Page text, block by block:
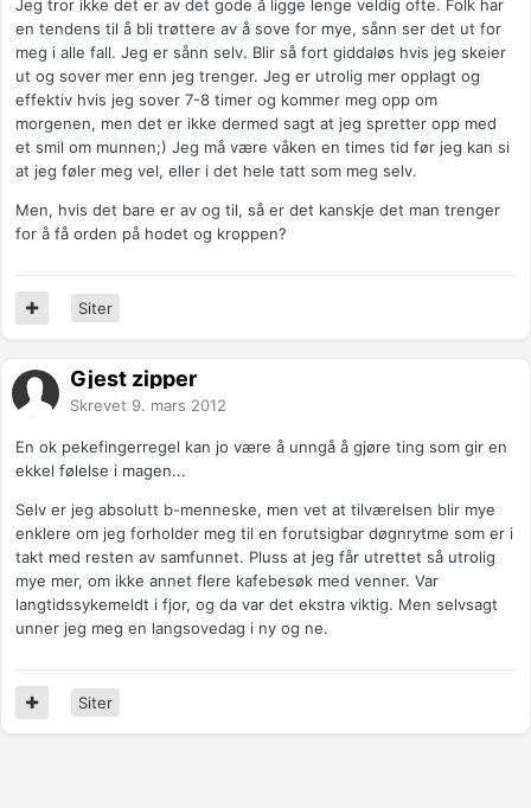
Jeg tror ikke det er av det gode å ligge lenge veldig ofte. Folk har
en tendens til å bli trøttere av å sove for mye, sånn ser det ut for
meg i alle fall. Jeg er sånn selv. Blir så fort giddaløs hvis jeg skeier
ut og sover mer enn jeg trenger. Jeg er utrolig mer opplagt og
effektiv hvis jeg sover 7-8 timer og kommer meg opp om
morgenen, men det er ikke dermed sagt at jeg spretter opp med
et smil om munnen;) Jeg må være våken en times tid før jeg kan si
at jeg føler meg vel, eller i det hele tatt som meg selv.
Men, hvis det bare er av og til, så er det kanskje det man trenger
for å få orden på hodet og kroppen?
Siter
Gjest zipper
Skrevet 9. mars 2012
En ok pekefingerregel kan jo være å unngå å gjøre ting som gir en
ekkel følelse i magen...
Selv er jeg absolutt b-menneske, men vet at tilværelsen blir mye
enklere om jeg forholder meg til en forutsigbar døgnrytme som er i
takt med resten av samfunnet. Pluss at jeg får utrettet så utrolig
mye mer, om ikke annet flere kafebesøk med venner. Var
langtidssykemeldt i fjor, og da var det ekstra viktig. Men selvsagt
unner jeg meg en langsovedag i ny og ne.
Siter